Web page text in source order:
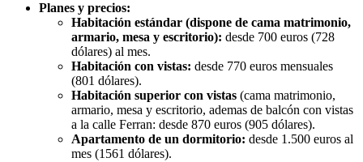
Planes y precios:
Habitación estándar (dispone de cama matrimonio,
armario, mesa y escritorio): desde 700 euros (728
dólares) al mes.
Habitación con vistas: desde 770 euros mensuales
(801 dólares).
Habitación superior con vistas (cama matrimonio,
armario, mesa y escritorio, ademas de balcón con vistas
a la calle Ferran: desde 870 euros (905 dólares).
Apartamento de un dormitorio: desde 1.500 euros al
mes (1561 dólares).